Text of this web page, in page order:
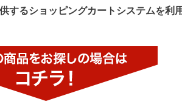
するショッピングカートシステムを利